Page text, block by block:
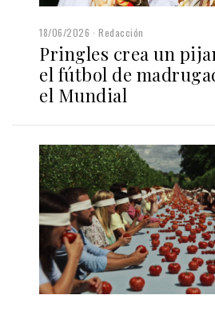
18/06/2026 Redacción
Pringles crea un
el fútbol de
el Mundial